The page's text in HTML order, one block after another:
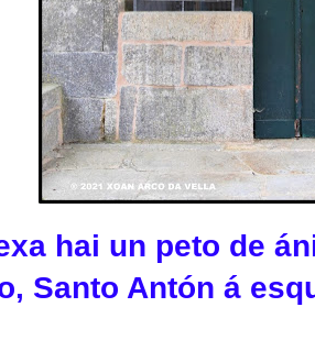
hai un peto de
Santo Antón á